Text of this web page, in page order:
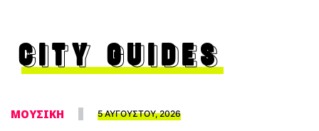
CITY GUIDES
ΜΟΥΣΙΚΗ 5 ΑΥΓΟΥΣΤΟΥ, 2026